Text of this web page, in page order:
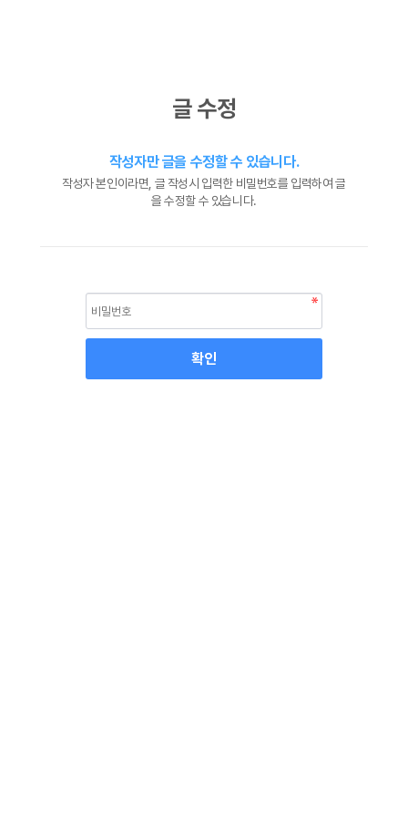
글 수정
작성자만 글을 수정할 수 있습니다.
작성자 본인이라면, 글 작성시 입력한 비밀번호를 입력하여 글
을 수정할 수 있습니다.